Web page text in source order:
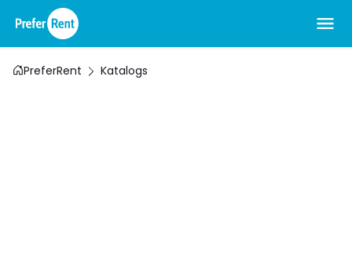
PreferRent Katalogs